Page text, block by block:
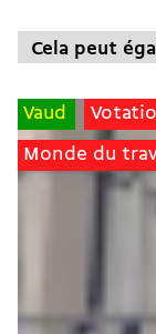
Cela peut
Vaud
Monde du